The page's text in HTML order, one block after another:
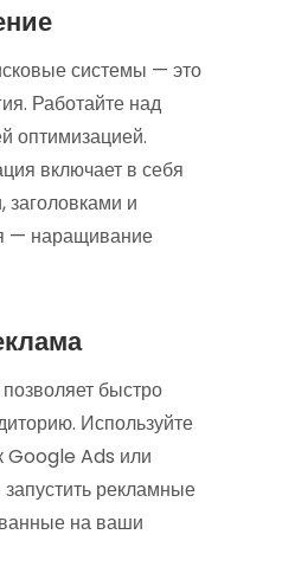
системы — это
Работайте над
оптимизацией.
включает в себя
заголовками и
— наращивание
быстро
Используйте
Google Ads или
рекламные
на ваши